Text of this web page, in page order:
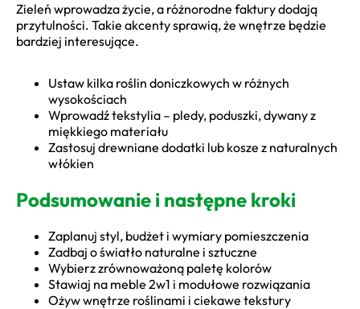
Zieleń wprowadza życie, a różnorodne faktury dodają
przytulności. Takie akcenty sprawią, że wnętrze będzie
bardziej interesujące.
Ustaw kilka roślin doniczkowych w różnych
wysokościach
Wprowadź tekstylia – pledy, poduszki, dywany z
miękkiego materiału
Zastosuj drewniane dodatki lub kosze z naturalnych
włókien
Podsumowanie i następne kroki
Zaplanuj styl, budżet i wymiary pomieszczenia
Zadbaj o światło naturalne i sztuczne
Wybierz zrównoważoną paletę kolorów
Stawiaj na meble 2w1 i modułowe rozwiązania
Ożyw wnętrze roślinami i ciekawe tekstury